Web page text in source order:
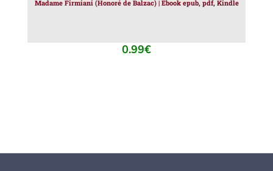
Madame Firmiani (Honoré de Balzac) | Ebook epub, pdf, Kindle
0.99€